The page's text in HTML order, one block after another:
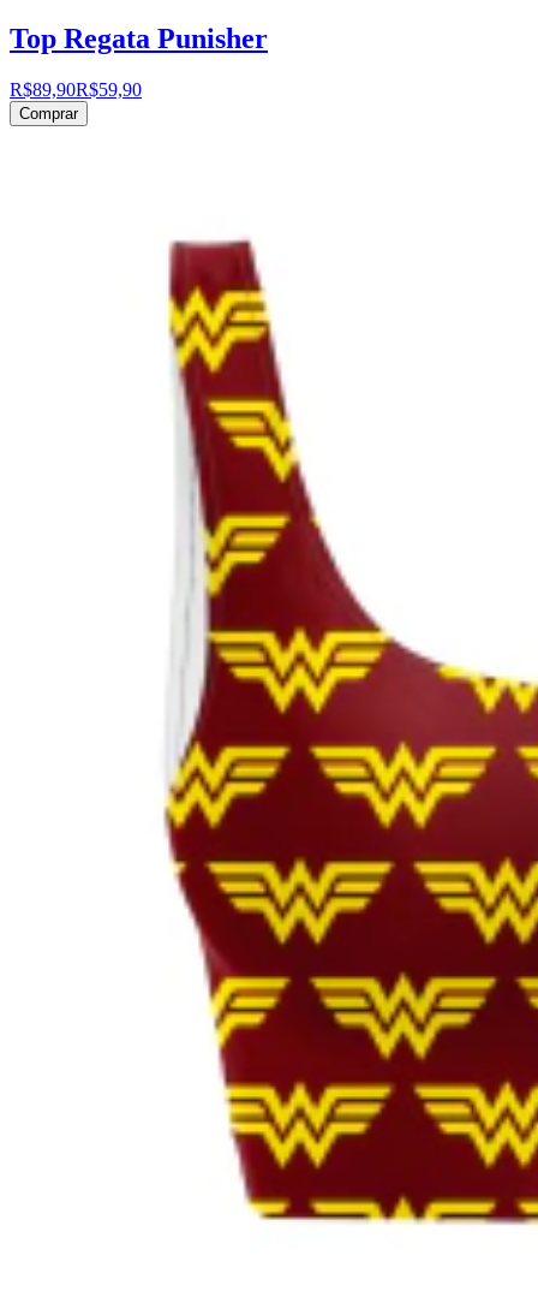
Top Regata Punisher
R$89,90R$59,90
Comprar